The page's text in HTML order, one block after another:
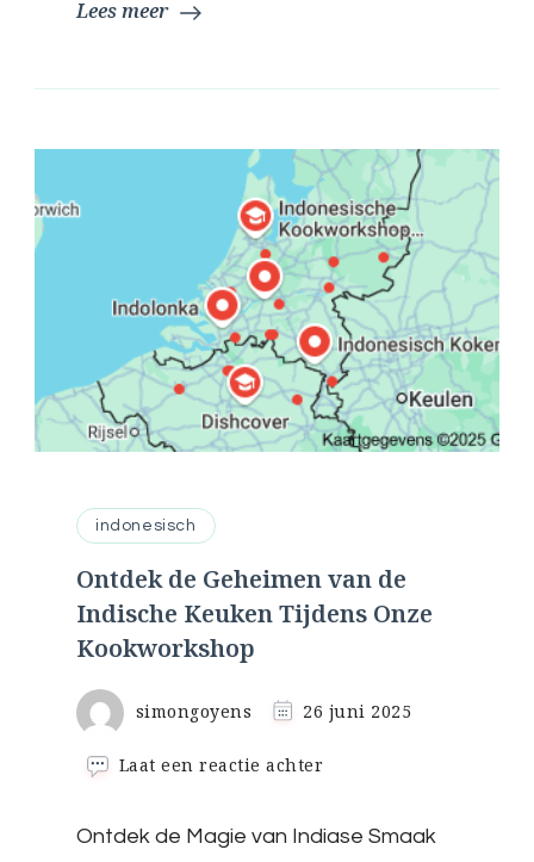
Lees meer
indonesisch
Ontdek de Geheimen van de
Indische Keuken Tijdens Onze
Kookworkshop
simongoyens 26 juni 2025
Laat een reactie achter
Geheimen
Ontdek de Magie van Indiase Smaak